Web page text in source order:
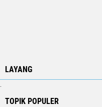
LAYANG
.
TOPIK POPULER